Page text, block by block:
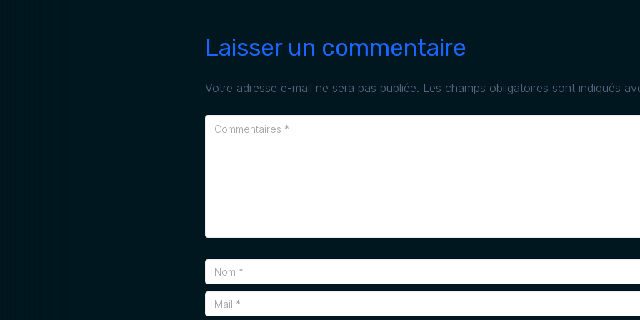
Laisser un commentaire
Votre adresse e-mail ne sera pas publiée. Les champs obligatoires sont indiqués